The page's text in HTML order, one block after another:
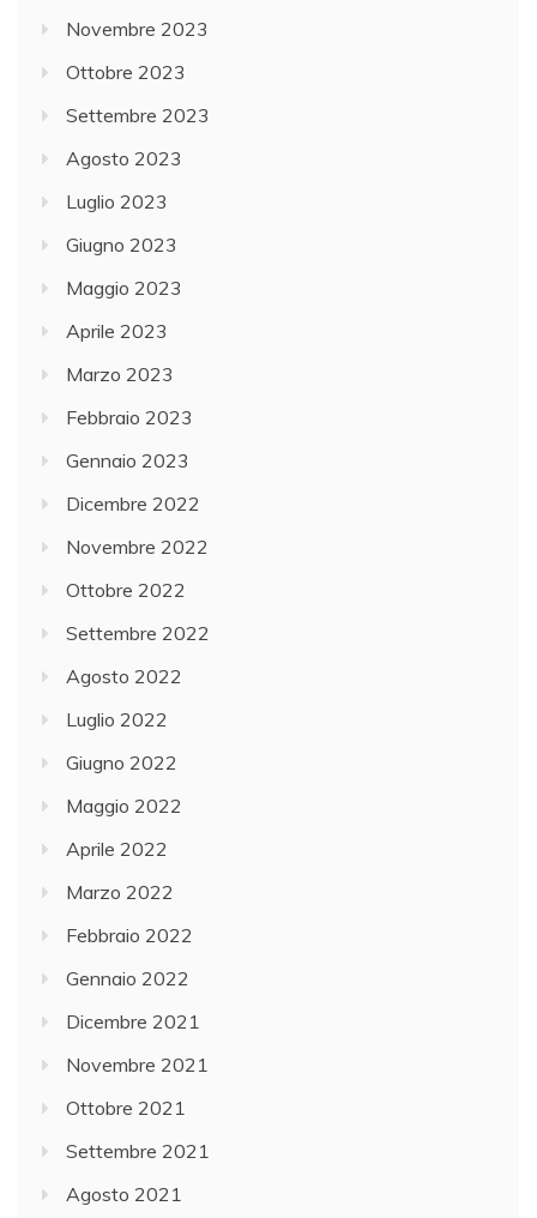
Novembre 2023
Ottobre 2023
Settembre 2023
Agosto 2023
Luglio 2023
Giugno 2023
Maggio 2023
Aprile 2023
Marzo 2023
Febbraio 2023
Gennaio 2023
Dicembre 2022
Novembre 2022
Ottobre 2022
Settembre 2022
Agosto 2022
Luglio 2022
Giugno 2022
Maggio 2022
Aprile 2022
Marzo 2022
Febbraio 2022
Gennaio 2022
Dicembre 2021
Novembre 2021
Ottobre 2021
Settembre 2021
Agosto 2021